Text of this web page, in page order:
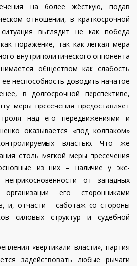
на более жёсткую, подав
отношении, в краткосрочной
выглядит не как победа
поражение, так как лёгкая мера
внутриполитического оппонента
обществом как слабость
неспособность доводить начатое
в долгосрочной перспективе,
меры пресечения предоставляет
над его передвижениями и
оказывается «под колпаком»
властью. Что же
столь мягкой меры пресечения
из них – наличие у экс-
неприкосновенности от западных
его сторонниками
и, отчасти – саботаж со стороны
силовых структур и судебной
«вертикали власти», партия
задействовать любые рычаги